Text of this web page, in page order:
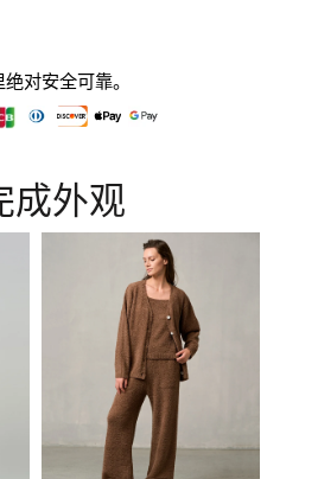
对安全可靠。
成外观